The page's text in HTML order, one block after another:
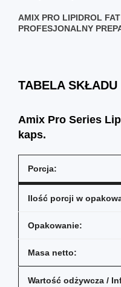
AMIX PRO LIPIDROL
PROFESJONALNY
TABELA SKŁADU
Amix Pro Series
kaps.
Porcja:
Ilość porcji w
Opakowanie:
Masa netto:
Wartość odżywcza /